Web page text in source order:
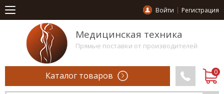
Войти Регистрация
Медицинская техника
Прямые поставки от производителей
Каталог товаров